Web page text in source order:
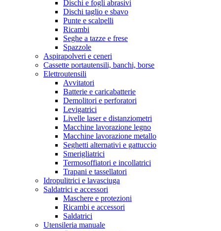
Dischi e fogli abrasivi
Dischi taglio e sbavo
Punte e scalpelli
Ricambi
Seghe a tazze e frese
Spazzole
Aspirapolveri e ceneri
Cassette portautensili, banchi, borse
Elettroutensili
Avvitatori
Batterie e caricabatterie
Demolitori e perforatori
Levigatrici
Livelle laser e distanziometri
Macchine lavorazione legno
Macchine lavorazione metallo
Seghetti alternativi e gattuccio
Smerigliatrici
Termosoffiatori e incollatrici
Trapani e tassellatori
Idropulitrici e lavasciuga
Saldatrici e accessori
Maschere e protezioni
Ricambi e accessori
Saldatrici
Utensileria manuale